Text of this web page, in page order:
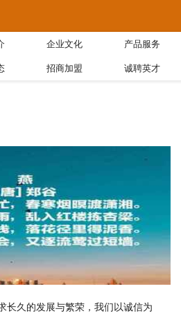
企业文化 产品服务
招商加盟 诚聘英才
长久的发展与繁荣，我们以诚信为